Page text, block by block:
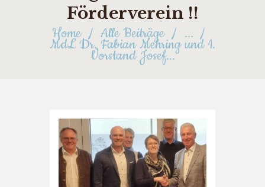
Förderverein !!
Home Alle Beiträge ...
MdL Dr. Fabian Mehring und 1.
Vorstand Josef...